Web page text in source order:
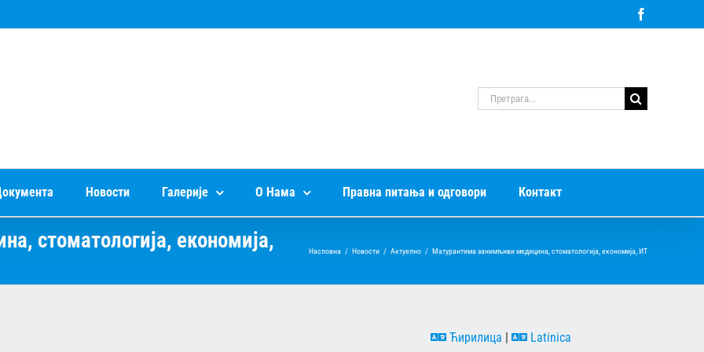
Претрага
за:
Новости Галерије О Нама Правна питања и одговори Контакт
стоматологија, економија,
Насловна / Новости / Актуелно / Матурантима занимљиви медицина, стоматологија, економија, ИТ
Ћирилица Latinica